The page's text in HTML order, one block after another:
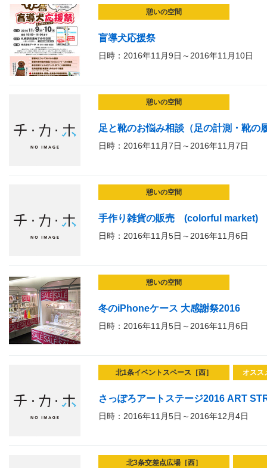
憩いの空間
盲導犬応援祭
日時：2016年11月9日～2016年11月10日
憩いの空間
足と靴のお悩み相談（足の計測・靴の
日時：2016年11月7日～2016年11月7日
憩いの空間
手作り雑貨の販売 (colorful market)
日時：2016年11月5日～2016年11月6日
憩いの空間
冬のiPhoneケース 大感謝祭2016
日時：2016年11月5日～2016年11月6日
北1条イベントスペース［西］ オスス
さっぽろアートステージ2016 ART
日時：2016年11月5日～2016年12月4日
北3条交差点広場［西］